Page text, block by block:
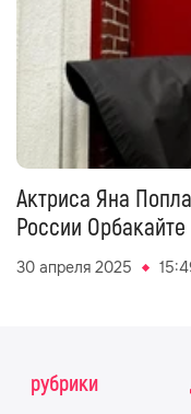
Актриса Яна
России
30 апреля 2025
рубрики